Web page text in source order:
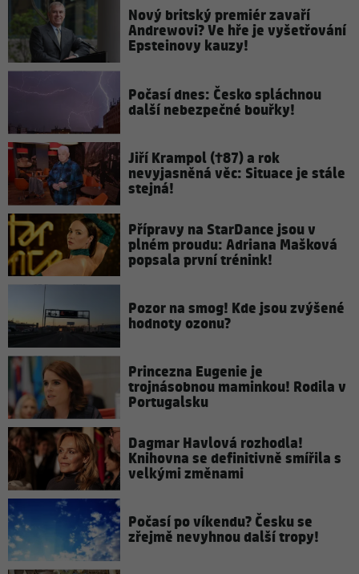
Nový britský premiér zavaří
Andrewovi? Ve hře je vyšetřování
Epsteinovy kauzy!
Počasí dnes: Česko spláchnou
další nebezpečné bouřky!
Jiří Krampol (†87) a rok
nevyjasněná věc: Situace je stále
stejná!
Přípravy na StarDance jsou v
plném proudu: Adriana Mašková
popsala první trénink!
Pozor na smog! Kde jsou zvýšené
hodnoty ozonu?
Princezna Eugenie je
trojnásobnou maminkou! Rodila v
Portugalsku
Dagmar Havlová rozhodla!
Knihovna se definitivně smířila s
velkými změnami
Počasí po víkendu? Česku se
zřejmě nevyhnou další tropy!